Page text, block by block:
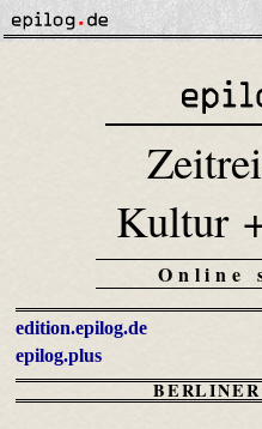
Kultur
Online
edition.epilog.de
epilog.plus